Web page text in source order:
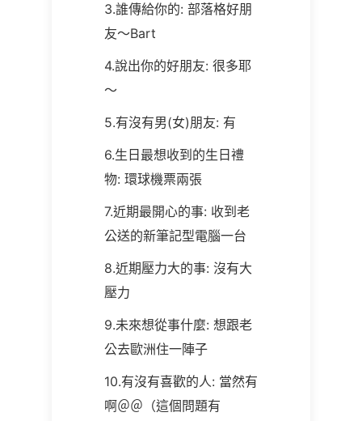
3.誰傳給你的: 部落格好朋
友～Bart
4.說出你的好朋友: 很多耶
～
5.有沒有男(女)朋友: 有
6.生日最想收到的生日禮
物: 環球機票兩張
7.近期最開心的事: 收到老
公送的新筆記型電腦一台
8.近期壓力大的事: 沒有大
壓力
9.未來想從事什麼: 想跟老
公去歐洲住一陣子
10.有沒有喜歡的人: 當然有
啊＠＠（這個問題有